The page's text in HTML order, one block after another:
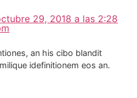
29, 2018 a las 2:28
an his cibo blandit
idefinitionem eos an.